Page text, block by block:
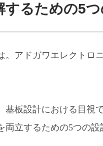
するための5
。アドガワエレクトロ
基板設計における目視
両立するための5つの